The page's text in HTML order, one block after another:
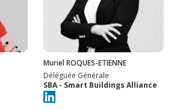
Muriel ROQUES-ETIENNE
Déléguée Générale
SBA - Smart Buildings Alliance